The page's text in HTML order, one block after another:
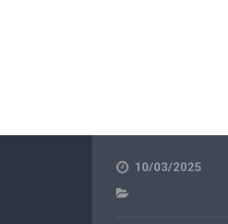
10/03/2025